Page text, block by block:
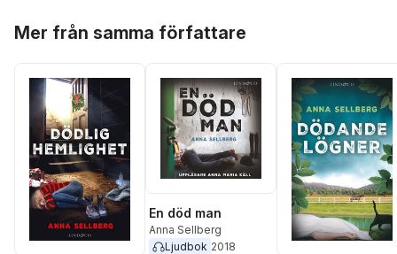
Mer från samma författare
En död man
Anna Sellberg
Ljudbok 2018